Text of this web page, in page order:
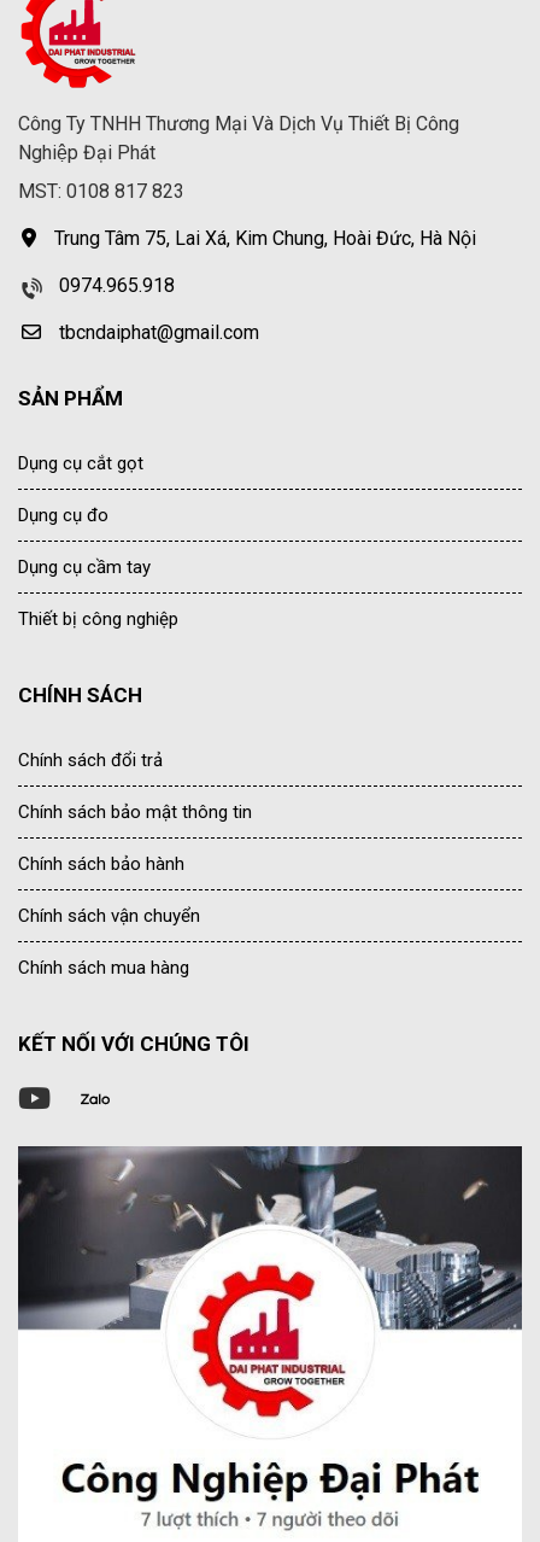
Công Ty TNHH Thương Mại Và Dịch Vụ Thiết Bị Công
Nghiệp Đại Phát
MST: 0108 817 823
Trung Tâm 75, Lai Xá, Kim Chung, Hoài Đức, Hà Nội
0974.965.918
tbcndaiphat@gmail.com
SẢN PHẨM
Dụng cụ cắt gọt
Dụng cụ đo
Dụng cụ cầm tay
Thiết bị công nghiệp
CHÍNH SÁCH
Chính sách đổi trả
Chính sách bảo mật thông tin
Chính sách bảo hành
Chính sách vận chuyển
Chính sách mua hàng
KẾT NỐI VỚI CHÚNG TÔI